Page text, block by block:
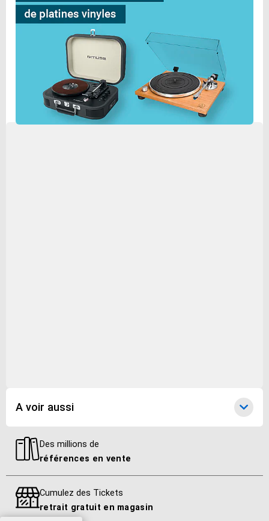
Interprète(s)
Distributeur
Socadisc
A voir aussi
Des millions de
références en vente
Cumulez des Tickets
retrait gratuit en magasin